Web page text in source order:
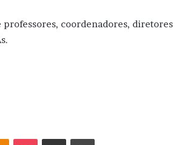
professores, coordenadores, diretores
OK